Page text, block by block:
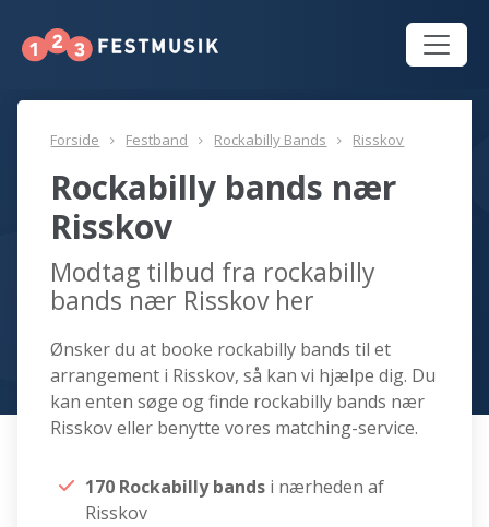
Forside Festband Rockabilly Bands Risskov
Rockabilly bands nær
Risskov
Modtag tilbud fra rockabilly
bands nær Risskov her
Ønsker du at booke rockabilly bands til et
arrangement i Risskov, så kan vi hjælpe dig. Du
kan enten søge og finde rockabilly bands nær
Risskov eller benytte vores matching-service.
170 Rockabilly bands i nærheden af
Risskov